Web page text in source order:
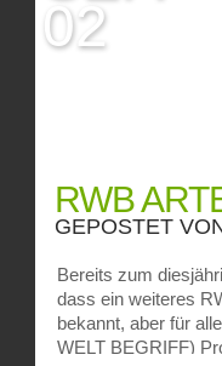
02
RWB
GEPOSTET
Bereits zum
dass ein weiteres
bekannt, aber für
WELT BEGRIFF)